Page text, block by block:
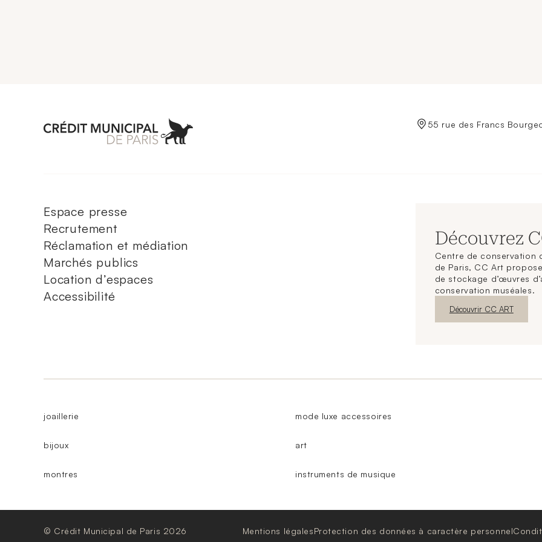
Aller à l'accueil de Crédit Municipal de Paris 55 rue des Francs
Espace presse
Recrutement
Réclamation et médiation
Marchés publics
Location d’espaces
Accessibilité
Découvrez
Centre de conservation
de Paris, CC Art
de stockage d’œuvres
conservation muséales.
Nouvelle fenêtre
Découvrir CC ART
joaillerie
bijoux
montres
mode luxe accessoires
art
instruments de musique
© Crédit Municipal de Paris 2026 Mentions légalesProtection des données à caractère personnel